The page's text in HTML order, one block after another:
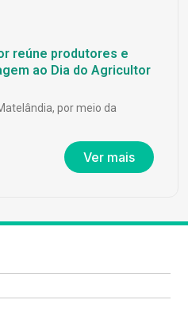
reúne produtores e
ao Dia do Agricultor
por meio da
Ver mais